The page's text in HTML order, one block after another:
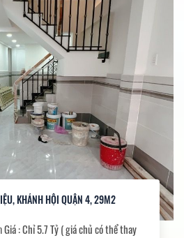
KHÁNH HỘI QUẬN 4, 29M2
: Chỉ 5.7 Tỷ ( giá chủ có thể thay